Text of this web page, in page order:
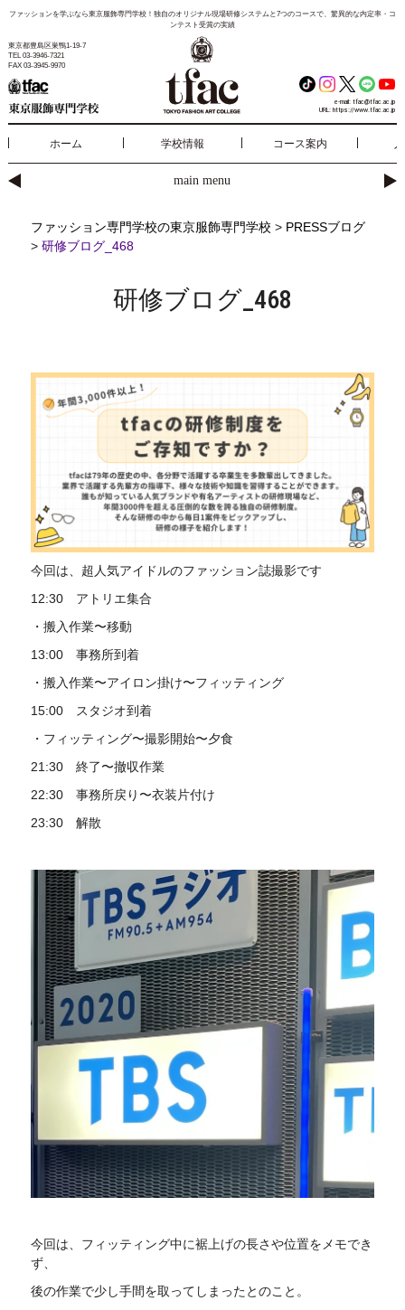
ファッションを学ぶなら東京服飾専門学校！独自のオリジナル現場研修システムと7つのコースで、驚異的な内定率・コ
ンテスト受賞の実績
東京都豊島区巣鴨1-19-7
TEL 03-3946-7321
FAX 03-3945-9970
e-mail: tfac@tfac.ac.jp
URL: https://www.tfac.ac.jp
ホーム 学校情報 コース案内
main menu
ファッション専門学校の東京服飾専門学校 > PRESSブログ
> 研修ブログ_468
研修ブログ_468
今回は、超人気アイドルのファッション誌撮影です
12:30 アトリエ集合
・搬入作業〜移動
13:00 事務所到着
・搬入作業〜アイロン掛け〜フィッティング
15:00 スタジオ到着
・フィッティング〜撮影開始〜夕食
21:30 終了〜撤収作業
22:30 事務所戻り〜衣装片付け
23:30 解散
今回は、フィッティング中に裾上げの長さや位置をメモでき
ず、
後の作業で少し手間を取ってしまったとのこと。